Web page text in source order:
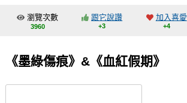
交流中心
會員功能選單
瀏覽次數
3960
跟它說讚
+3
加入喜愛
+4
《墨綠傷痕》&《血紅假期》